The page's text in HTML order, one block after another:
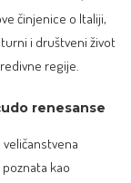
činjenice o Italiji,
i društveni život
regije.
renesanse
kao